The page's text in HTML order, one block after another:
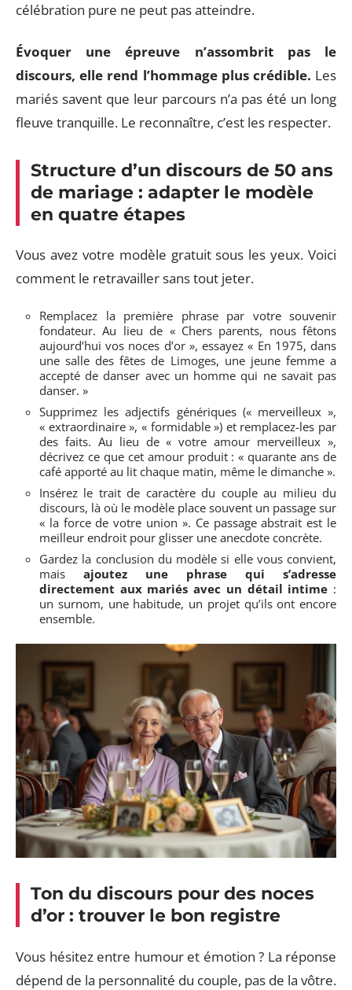
célébration pure ne peut pas atteindre.
Évoquer une épreuve n’assombrit pas le
discours, elle rend l’hommage plus crédible. Les
mariés savent que leur parcours n’a pas été un long
fleuve tranquille. Le reconnaître, c’est les respecter.
Structure d’un discours de 50 ans
de mariage : adapter le modèle
en quatre étapes
Vous avez votre modèle gratuit sous les yeux. Voici
comment le retravailler sans tout jeter.
Remplacez la première phrase par votre souvenir
fondateur. Au lieu de « Chers parents, nous fêtons
aujourd’hui vos noces d’or », essayez « En 1975, dans
une salle des fêtes de Limoges, une jeune femme a
accepté de danser avec un homme qui ne savait pas
danser. »
Supprimez les adjectifs génériques (« merveilleux »,
« extraordinaire », « formidable ») et remplacez-les par
des faits. Au lieu de « votre amour merveilleux »,
décrivez ce que cet amour produit : « quarante ans de
café apporté au lit chaque matin, même le dimanche ».
Insérez le trait de caractère du couple au milieu du
discours, là où le modèle place souvent un passage sur
« la force de votre union ». Ce passage abstrait est le
meilleur endroit pour glisser une anecdote concrète.
Gardez la conclusion du modèle si elle vous convient,
mais ajoutez une phrase qui s’adresse
directement aux mariés avec un détail intime :
un surnom, une habitude, un projet qu’ils ont encore
ensemble.
Ton du discours pour des noces
d’or : trouver le bon registre
Vous hésitez entre humour et émotion ? La réponse
dépend de la personnalité du couple, pas de la vôtre.